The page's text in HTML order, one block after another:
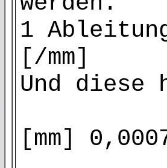
1
[/mm]
Und
[mm]